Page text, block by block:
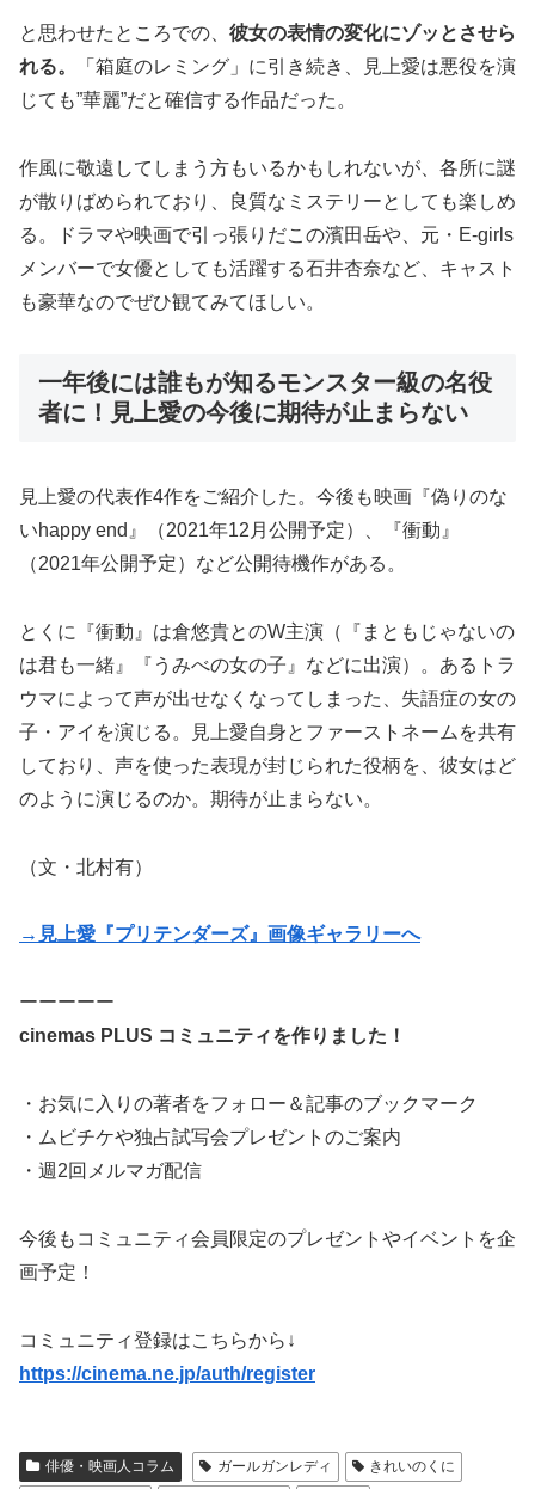
と思わせたところでの、 彼女の表情の変化にゾッとさせら
れる。
「箱庭のレミング」に引き続き、見上愛は悪役を演
じても”華麗”だと確信する作品だった。
作風に敬遠してしまう方もいるかもしれないが、各所に謎
が散りばめられており、良質なミステリーとしても楽しめ
る。ドラマや映画で引っ張りだこの濱田岳や、元・E-girls
メンバーで女優としても活躍する石井杏奈など、キャスト
も豪華なのでぜひ観てみてほしい。
一年後には誰もが知るモンスター級の名役
者に！見上愛の今後に期待が止まらない
見上愛の代表作4作をご紹介した。今後も映画『偽りのな
いhappy end』（2021年12月公開予定）、『衝動』
（2021年公開予定）など公開待機作がある。
とくに『衝動』は倉悠貴とのW主演（『まともじゃないの
は君も一緒』『うみべの女の子』などに出演）。あるトラ
ウマによって声が出せなくなってしまった、失語症の女の
子・アイを演じる。見上愛自身とファーストネームを共有
しており、声を使った表現が封じられた役柄を、彼女はど
のように演じるのか。期待が止まらない。
（文・北村有）
→見上愛『プリテンダーズ』画像ギャラリーへ
ーーーーー
cinemas PLUS コミュニティを作りました！
・お気に入りの著者をフォロー＆記事のブックマーク
・ムビチケや独占試写会プレゼントのご案内
・週2回メルマガ配信
今後もコミュニティ会員限定のプレゼントやイベントを企
画予定！
コミュニティ登録はこちらから↓
https://cinema.ne.jp/auth/register
俳優・映画人コラム ガールガンレディ
きれいのくに